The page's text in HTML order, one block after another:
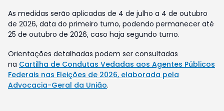
As medidas serão aplicadas de 4 de julho a 4 de outubro
de 2026, data do primeiro turno, podendo permanecer até
25 de outubro de 2026, caso haja segundo turno.
Orientações detalhadas podem ser consultadas
na Cartilha de Condutas Vedadas aos Agentes Públicos
Federais nas Eleições de 2026, elaborada pela
Advocacia-Geral da União.